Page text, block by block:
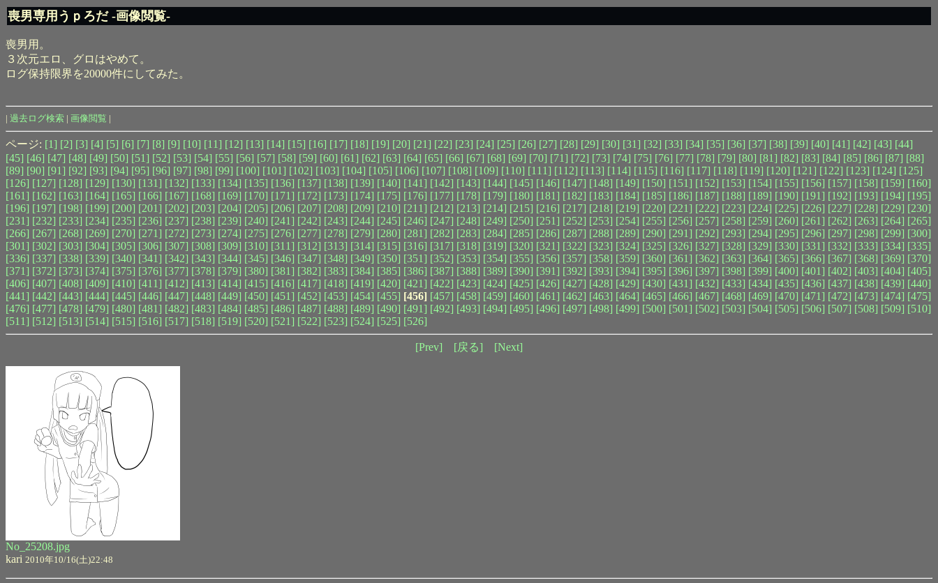
喪男専用うｐろだ -画像閲覧-
喪男用。
３次元エロ、グロはやめて。
ログ保持限界を20000件にしてみた。
| 過去ログ検索 | 画像閲覧 |
ページ: [1] [2] [3] [4] [5] [6] [7] [8] [9] [10] [11] [12] [13] [14] [15] [16] [17] [18] [19] [20] [21] [22] [23] [24] [25] [26] [27] [28] [29] [30] [31] [32] [33] [34] [35] [36] [37] [38] [39] [40] [41] [42] [43] [44]
[45] [46] [47] [48] [49] [50] [51] [52] [53] [54] [55] [56] [57] [58] [59] [60] [61] [62] [63] [64] [65] [66] [67] [68] [69] [70] [71] [72] [73] [74] [75] [76] [77] [78] [79] [80] [81] [82] [83] [84] [85] [86] [87] [88]
[89] [90] [91] [92] [93] [94] [95] [96] [97] [98] [99] [100] [101] [102] [103] [104] [105] [106] [107] [108] [109] [110] [111] [112] [113] [114] [115] [116] [117] [118] [119] [120] [121] [122] [123] [124] [125]
[126] [127] [128] [129] [130] [131] [132] [133] [134] [135] [136] [137] [138] [139] [140] [141] [142] [143] [144] [145] [146] [147] [148] [149] [150] [151] [152] [153] [154] [155] [156] [157] [158] [159] [160]
[161] [162] [163] [164] [165] [166] [167] [168] [169] [170] [171] [172] [173] [174] [175] [176] [177] [178] [179] [180] [181] [182] [183] [184] [185] [186] [187] [188] [189] [190] [191] [192] [193] [194] [195]
[196] [197] [198] [199] [200] [201] [202] [203] [204] [205] [206] [207] [208] [209] [210] [211] [212] [213] [214] [215] [216] [217] [218] [219] [220] [221] [222] [223] [224] [225] [226] [227] [228] [229] [230]
[231] [232] [233] [234] [235] [236] [237] [238] [239] [240] [241] [242] [243] [244] [245] [246] [247] [248] [249] [250] [251] [252] [253] [254] [255] [256] [257] [258] [259] [260] [261] [262] [263] [264] [265]
[266] [267] [268] [269] [270] [271] [272] [273] [274] [275] [276] [277] [278] [279] [280] [281] [282] [283] [284] [285] [286] [287] [288] [289] [290] [291] [292] [293] [294] [295] [296] [297] [298] [299] [300]
[301] [302] [303] [304] [305] [306] [307] [308] [309] [310] [311] [312] [313] [314] [315] [316] [317] [318] [319] [320] [321] [322] [323] [324] [325] [326] [327] [328] [329] [330] [331] [332] [333] [334] [335]
[336] [337] [338] [339] [340] [341] [342] [343] [344] [345] [346] [347] [348] [349] [350] [351] [352] [353] [354] [355] [356] [357] [358] [359] [360] [361] [362] [363] [364] [365] [366] [367] [368] [369] [370]
[371] [372] [373] [374] [375] [376] [377] [378] [379] [380] [381] [382] [383] [384] [385] [386] [387] [388] [389] [390] [391] [392] [393] [394] [395] [396] [397] [398] [399] [400] [401] [402] [403] [404] [405]
[406] [407] [408] [409] [410] [411] [412] [413] [414] [415] [416] [417] [418] [419] [420] [421] [422] [423] [424] [425] [426] [427] [428] [429] [430] [431] [432] [433] [434] [435] [436] [437] [438] [439] [440]
[441] [442] [443] [444] [445] [446] [447] [448] [449] [450] [451] [452] [453] [454] [455] [456] [457] [458] [459] [460] [461] [462] [463] [464] [465] [466] [467] [468] [469] [470] [471] [472] [473] [474] [475]
[476] [477] [478] [479] [480] [481] [482] [483] [484] [485] [486] [487] [488] [489] [490] [491] [492] [493] [494] [495] [496] [497] [498] [499] [500] [501] [502] [503] [504] [505] [506] [507] [508] [509] [510]
[511] [512] [513] [514] [515] [516] [517] [518] [519] [520] [521] [522] [523] [524] [525] [526]
[Prev] [戻る] [Next]
No_25208.jpg
kari 2010年10/16(土)22:48